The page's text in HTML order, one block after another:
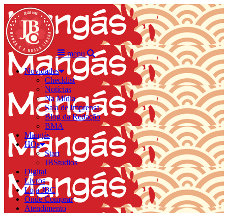
menu
Novidades
Checklist
Notícias
Na Mídia
Sala de Imprensa
Blog da Redação
BMA
Mangás
HQs
Start
JBStudios
Digital
Livros
Loja JBC
Onde Comprar
Atendimento